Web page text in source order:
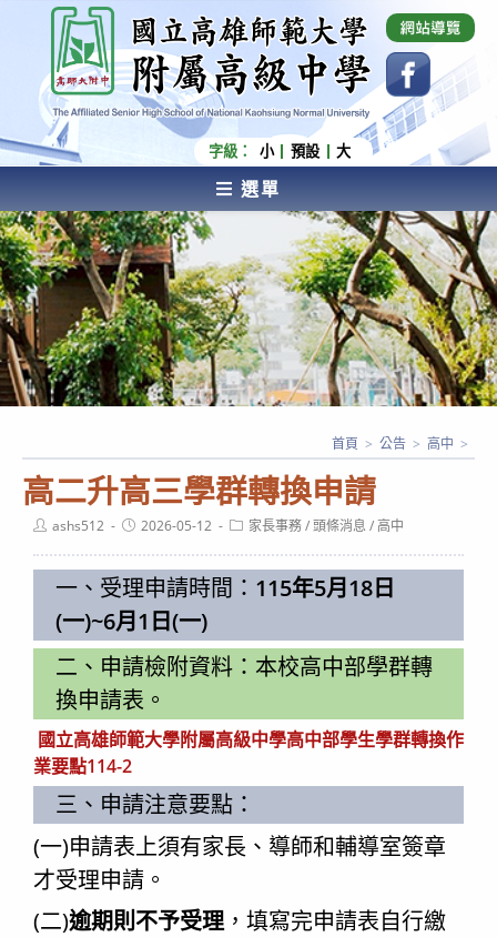
內
容
國立高雄師範大學附屬高級中學 Affiliated Senior
High School of National Kaohsiung Normal
University
字級： 小 預設 大
選單
AFFILIATED SENIOR HIGH SCHOOL OF NATIONAL
KAOHSIUNG NORMAL UNIVERSITY
高二升高三學群轉換申請
首頁 > 公告 > 高中 >
Postashs512
Post2026-05-12
Post家長事務/頭條消息 /高中
一、受理申請時間： 115年5月18日
(一)~6月1日(一)
二、申請檢附資料：本校高中部學群轉
換申請表。
國立高雄師範大學附屬高級中學高中部學生學群轉換作
業要點114-2
三、申請注意要點：
(一)申請表上須有家長、導師和輔導室簽章
才受理申請。
(二)逾期則不予受理，填寫完申請表自行繳